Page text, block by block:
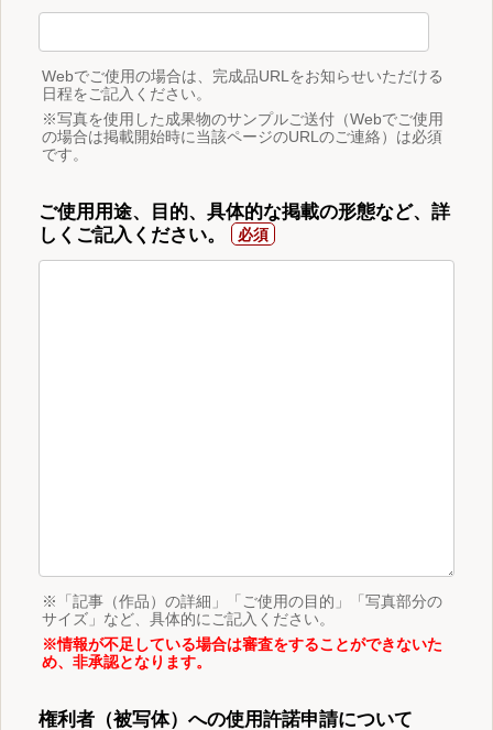
Webでご使用の場合は、完成品URLをお知らせいただける
日程をご記入ください。
※写真を使用した成果物のサンプルご送付（Webでご使用
の場合は掲載開始時に当該ページのURLのご連絡）は必須
です。
ご使用用途、目的、具体的な掲載の形態など、詳
しくご記入ください。
※「記事（作品）の詳細」「ご使用の目的」「写真部分の
サイズ」など、具体的にご記入ください。
※情報が不足している場合は審査をすることができないた
め、非承認となります。
権利者（被写体）への使用許諾申請について